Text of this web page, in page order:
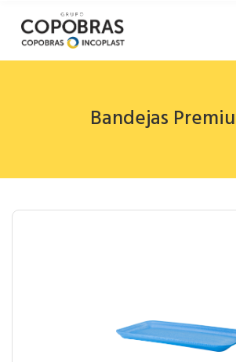
Bandejas